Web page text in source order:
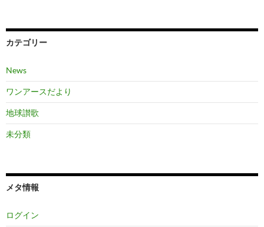
カテゴリー
News
ワンアースだより
地球讃歌
未分類
メタ情報
ログイン